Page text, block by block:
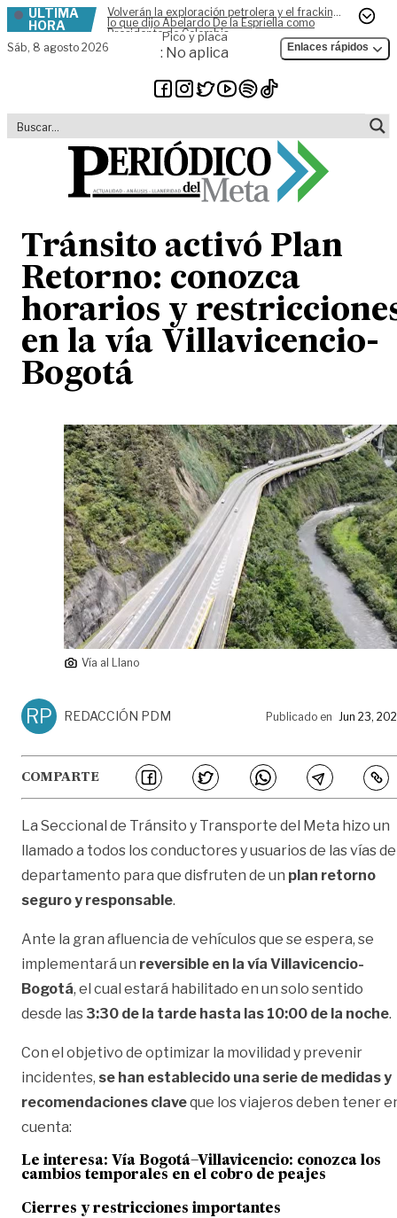
Skip to content
ÚLTIMA
HORA
Volverán la exploración petrolera y el fracking,
lo que dijo Abelardo De la Espriella como
Presidente de Colombia
Sáb, 8 agosto 2026
Pico y placa
: No aplica Enlaces rápidos
Tránsito activó Plan
Retorno: conozca
horarios y
en la vía Villavicencio-
Bogotá
Vía al Llano
RP REDACCIÓN PDM Publicado en Jun 23,
COMPARTE
La Seccional de Tránsito y Transporte del Meta hizo un
llamado a todos los conductores y usuarios de las vías
departamento para que disfruten de un plan retorno
seguro y responsable.
Ante la gran afluencia de vehículos que se espera, se
implementará un reversible en la vía Villavicencio-
Bogotá, el cual estará habilitado en un solo sentido
desde las 3:30 de la tarde hasta las 10:00 de la noche.
Con el objetivo de optimizar la movilidad y prevenir
incidentes, se han establecido una serie de medidas y
recomendaciones claveque los viajeros deben tener
cuenta:
Le interesa: Vía Bogotá–Villavicencio: conozca los
cambios temporales en el cobro de peajes
Cierres y restricciones importantes